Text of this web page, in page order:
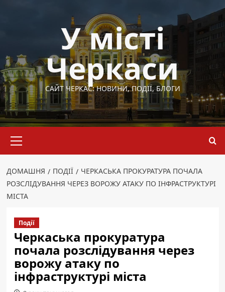
У місті
Черкаси
САЙТ ЧЕРКАС: НОВИНИ, ПОДІЇ, БЛОГИ
меню
ДОМАШНЯ ПОДІЇ
ЧЕРКАСЬКА ПРОКУРАТУРА ПОЧАЛА
РОЗСЛІДУВАННЯ ЧЕРЕЗ ВОРОЖУ АТАКУ ПО ІНФРАСТРУКТУРІ
МІСТА
Події
Черкаська прокуратура
почала розслідування через
ворожу атаку по
інфраструктурі міста